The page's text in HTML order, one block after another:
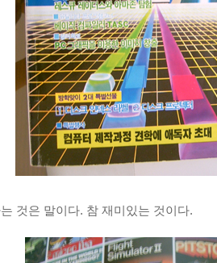
것은 말이다. 참 재미있는 것이다.